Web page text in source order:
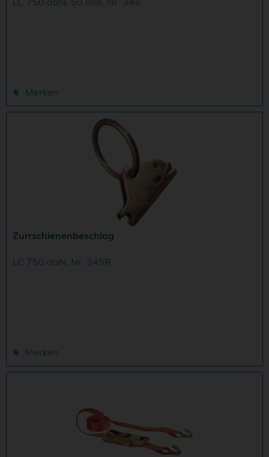
Merken
Zurrschienenbeschlag
LC 750 daN, Nr. 345R
Merken